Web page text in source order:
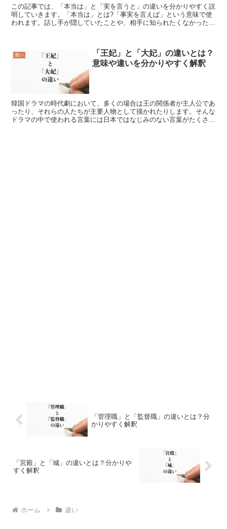
この記事では、「本当は」と「実を言うと」の違いを分かりやすく説
明していきます。「本当は」とは?「事実を言えば」という意味で使
われます。話し手が隠していたことや、相手に知られたくなかったこ
違い
「王妃」と「大妃」の違いとは？
意味や違いを分かりやすく解釈
韓国ドラマの時代劇において、多くの場合は王の関係者が主人公であ
ったり、それらの人たちが主要人物として描かれたりします。そんな
ドラマの中で使われる言葉には日本ではなじみのない言葉がたくさん
「管理職」と「監督職」の違いとは？分
かりやすく解釈
「宮殿」と「城」の違いとは？分かりや
すく解釈
ホーム 違い